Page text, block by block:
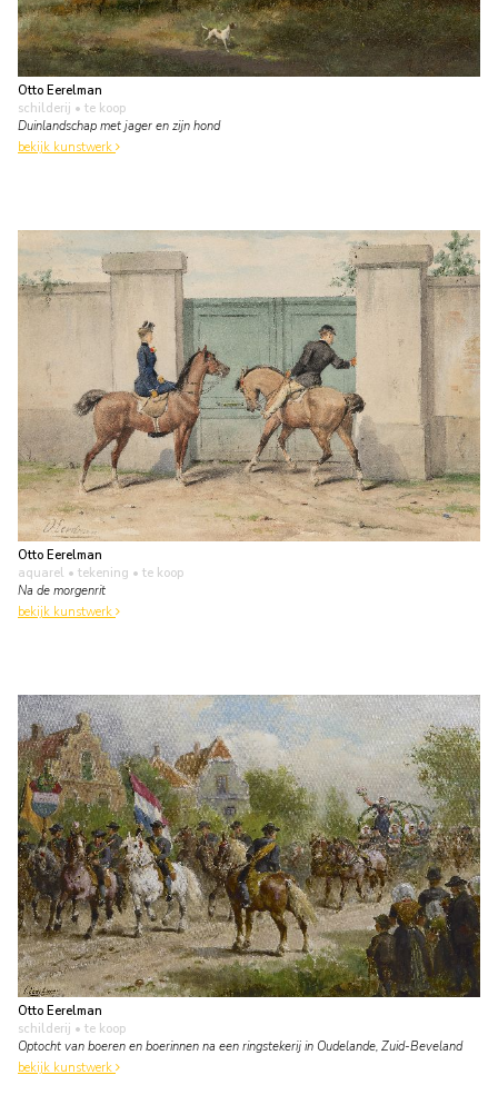
Otto Eerelman
schilderij • te koop
Duinlandschap met jager en zijn hond
bekijk kunstwerk
Otto Eerelman
aquarel • tekening • te koop
Na de morgenrit
bekijk kunstwerk
Otto Eerelman
schilderij • te koop
Optocht van boeren en boerinnen na een ringstekerij in Oudelande, Zuid-Beveland
bekijk kunstwerk